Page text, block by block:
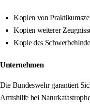
Kopien von
Kopien weiterer
Kopie des
Unternehmen
Die Bundeswehr garantiert
Amtshilfe bei